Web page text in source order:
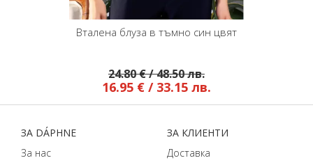
Вталена блуза в тъмно син цвят
24.80 € / 48.50 лв.
16.95 € / 33.15 лв.
ЗA DÁPHNЕ
За нас
ЗA КЛИЕНТИ
Доставка